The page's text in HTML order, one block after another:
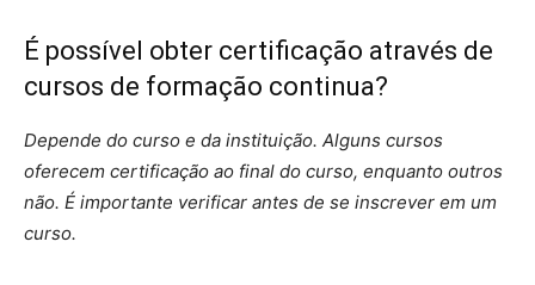
É possível obter certificação através de
cursos de formação continua?
Depende do curso e da instituição. Alguns cursos
oferecem certificação ao final do curso, enquanto outros
não. É importante verificar antes de se inscrever em um
curso.